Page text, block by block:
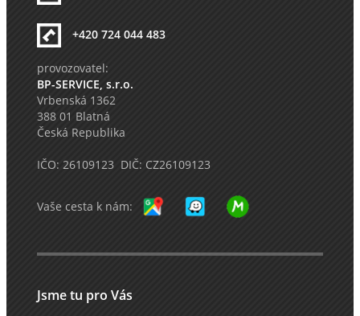
+420 724 044 483
provozovatel:
BP-SERVICE, s.r.o.
Vrbenská 1362
388 01 Blatná
Česká Republika
IČO: 26109123 DIČ: CZ26109123
Vaše cesta k nám:
Jsme tu pro Vás